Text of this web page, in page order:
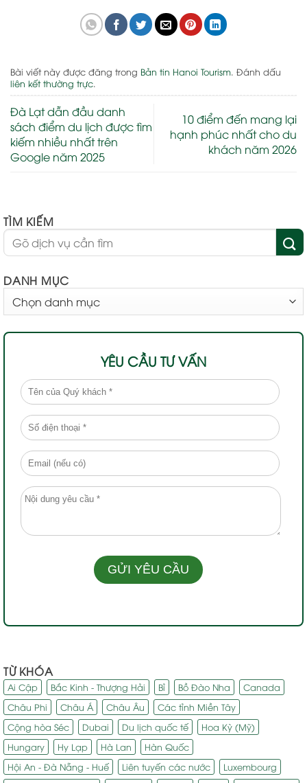
Bài viết này được đăng trong Bản tin Hanoi Tourism. Đánh dấu
liên kết thường trực.
Đà Lạt dẫn đầu danh
sách điểm du lịch được tìm
kiếm nhiều nhất trên
Google năm 2025
10 điểm đến mang lại
hạnh phúc nhất cho du
khách năm 2026
TÌM KIẾM
DANH MỤC
MỤC
YÊU CẦU TƯ VẤN
TỪ KHÓA
Ai Cập Bắc Kinh - Thượng Hải Bỉ Bồ Đào Nha
Canada
Châu Phi
Châu Á Châu Âu
Các tỉnh Miền Tây
Cộng hòa Séc
Dubai Du lịch quốc tế
Hoa Kỳ (Mỹ)
Hungary
Hy Lạp Hà Lan
Hàn Quốc
Hội An - Đà Nẵng - Huế
Liên tuyến các nước
Luxembourg